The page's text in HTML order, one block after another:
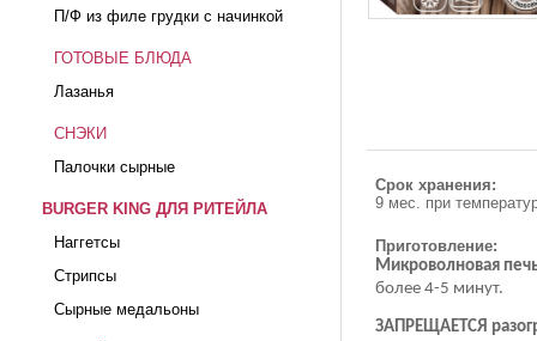
П/Ф из филе грудки с начинкой
ГОТОВЫЕ БЛЮДА
Лазанья
СНЭКИ
Палочки сырные
BURGER KING ДЛЯ РИТЕЙЛА
Наггетсы
Стрипсы
Сырные медальоны
Срок хранения:
9 мес. при
Приготовление:
Микроволновая
более 4-5 минут.
ЗАПРЕЩАЕТСЯ